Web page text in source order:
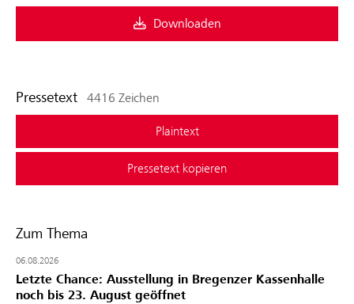
Downloaden
Pressetext 4416 Zeichen
Plaintext
Pressetext kopieren
Zum Thema
06.08.2026
Letzte Chance: Ausstellung in Bregenzer Kassenhalle
noch bis 23. August geöffnet